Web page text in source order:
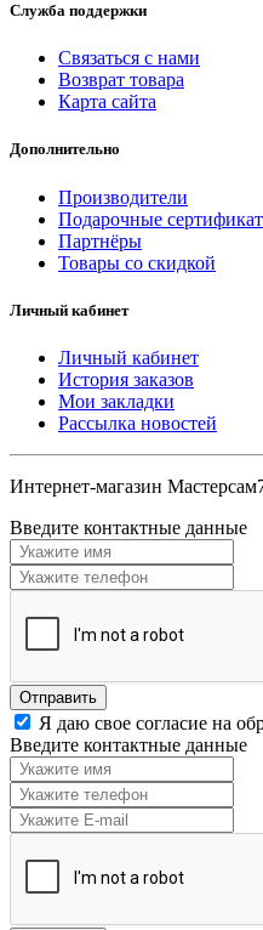
Служба поддержки
Связаться с нами
Возврат товара
Карта сайта
Дополнительно
Производители
Подарочные
Партнёры
Товары со скидкой
Личный кабинет
Личный кабинет
История заказов
Мои закладки
Рассылка новостей
Интернет-магазин
Введите контактные данные
Я даю свое согласие на
Введите контактные данные